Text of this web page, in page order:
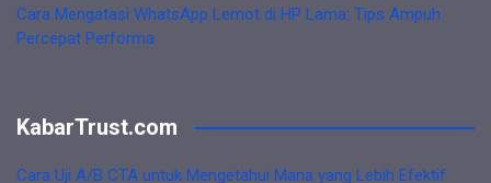
Cara Mengatasi WhatsApp Lemot di HP Lama: Tips Ampuh
Percepat Performa
KabarTrust.com
Cara Uji A/B CTA untuk Mengetahui Mana yang Lebih Efektif